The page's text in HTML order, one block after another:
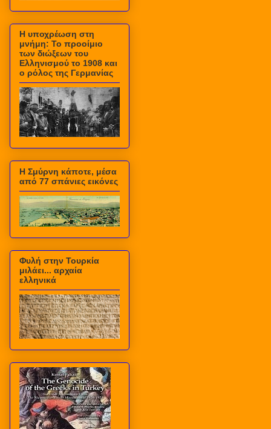
Η υποχρέωση στη
μνήμη: Το προοίμιο
των διώξεων του
Ελληνισμού το 1908 και
ο ρόλος της Γερμανίας
Η Σμύρνη κάποτε, μέσα
από 77 σπάνιες εικόνες
Φυλή στην Τουρκία
μιλάει... αρχαία
ελληνικά